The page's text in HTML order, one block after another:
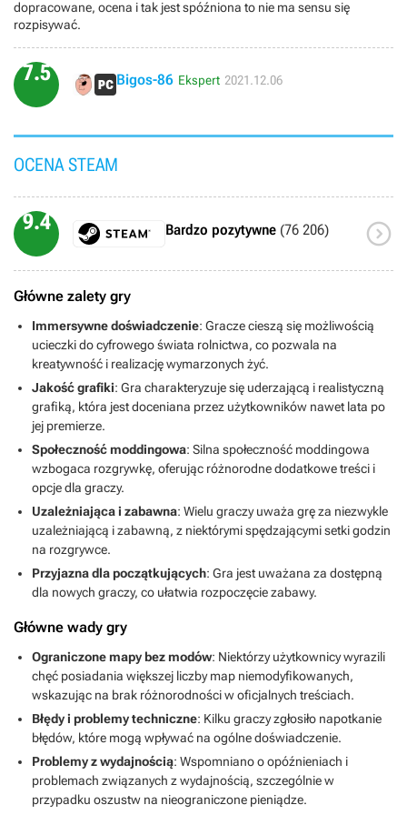
dopracowane, ocena i tak jest spóźniona to nie ma sensu się
rozpisywać.
7.5 Bigos-86 Ekspert 2021.12.06
OCENA STEAM
9.4 Bardzo pozytywne (76 206) 
Główne zalety gry
Immersywne doświadczenie: Gracze cieszą się możliwością
ucieczki do cyfrowego świata rolnictwa, co pozwala na
kreatywność i realizację wymarzonych żyć.
Jakość grafiki: Gra charakteryzuje się uderzającą i realistyczną
grafiką, która jest doceniana przez użytkowników nawet lata po
jej premierze.
Społeczność moddingowa: Silna społeczność moddingowa
wzbogaca rozgrywkę, oferując różnorodne dodatkowe treści i
opcje dla graczy.
Uzależniająca i zabawna: Wielu graczy uważa grę za niezwykle
uzależniającą i zabawną, z niektórymi spędzającymi setki godzin
na rozgrywce.
Przyjazna dla początkujących: Gra jest uważana za dostępną
dla nowych graczy, co ułatwia rozpoczęcie zabawy.
Główne wady gry
Ograniczone mapy bez modów: Niektórzy użytkownicy wyrazili
chęć posiadania większej liczby map niemodyfikowanych,
wskazując na brak różnorodności w oficjalnych treściach.
Błędy i problemy techniczne: Kilku graczy zgłosiło napotkanie
błędów, które mogą wpływać na ogólne doświadczenie.
Problemy z wydajnością: Wspomniano o opóźnieniach i
problemach związanych z wydajnością, szczególnie w
przypadku oszustw na nieograniczone pieniądze.